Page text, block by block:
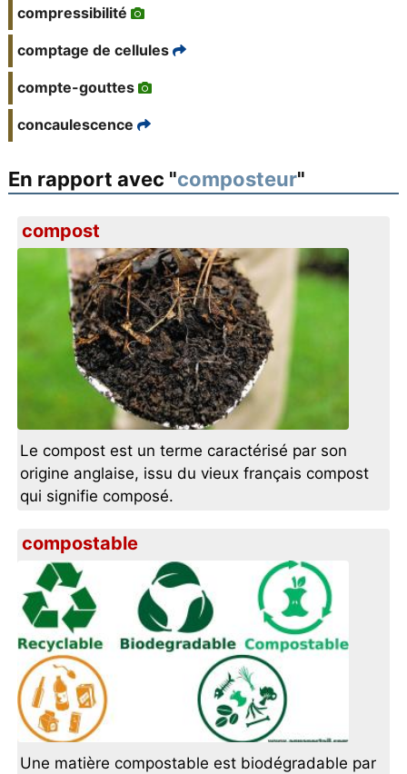
compressibilité
comptage de cellules
compte-gouttes
concaulescence
En rapport avec "composteur"
compost
Le compost est un terme caractérisé par son
origine anglaise, issu du vieux français compost
qui signifie composé.
compostable
Une matière compostable est biodégradable par